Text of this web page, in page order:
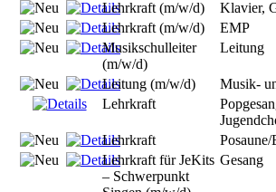
Lehrkraft (m/w/d)
Klavier,
Lehrkraft (m/w/d)
EMP
Musikschulleiter
(m/w/d)
Leitung
Leitung (m/w/d) Musik-
Lehrkraft
Lehrkraft Posaune/
Lehrkraft für JeKits
– Schwerpunkt
Gesang